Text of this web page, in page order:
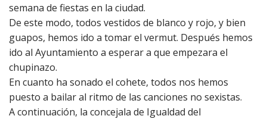
semana de fiestas en la ciudad.
De este modo, todos vestidos de blanco y rojo, y bien
guapos, hemos ido a tomar el vermut. Después hemos
ido al Ayuntamiento a esperar a que empezara el
chupinazo.
En cuanto ha sonado el cohete, todos nos hemos
puesto a bailar al ritmo de las canciones no sexistas.
A continuación, la concejala de Igualdad del